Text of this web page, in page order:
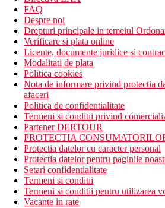
FAQ
Despre noi
Drepturi principale in temeiul
Verificare si plata online
Licente, documente juridice si
Modalitati de plata
Politica cookies
Nota de informare privind protectia
afaceri
Politica de confidentialitate
Termeni si conditii privind
Partener DERTOUR
PROTECTIA
Protectia datelor cu caracter personal
Protectia datelor pentru paginile
Setari confidentialitate
Termeni si conditii
Termeni si conditii pentru utilizarea
Vacante in rate